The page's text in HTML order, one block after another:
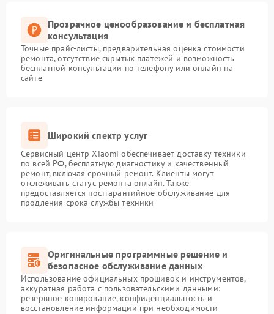
Прозрачное ценообразование и бесплатная
консультация
Точные прайс-листы, предварительная оценка стоимости
ремонта, отсутствие скрытых платежей и возможность
бесплатной консультации по телефону или онлайн на
сайте
Широкий спектр услуг
Сервисный центр Xiaomi обеспечивает доставку техники
по всей РФ, бесплатную диагностику и качественный
ремонт, включая срочный ремонт. Клиенты могут
отслеживать статус ремонта онлайн. Также
предоставляется постгарантийное обслуживание для
продления срока службы техники
Оригинальные программные решение и
безопасное обслуживание данных
Использование официальных прошивок и инструментов,
аккуратная работа с пользовательскими данными:
резервное копирование, конфиденциальность и
восстановление информации при необходимости